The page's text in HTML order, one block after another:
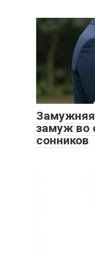
замуж во
сонников